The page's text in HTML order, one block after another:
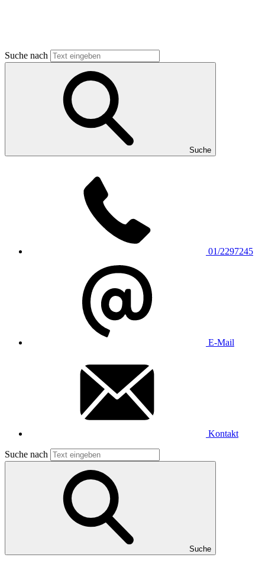
Suche nach
Suche
01/2297245
E-Mail
Kontakt
Suche nach
Suche